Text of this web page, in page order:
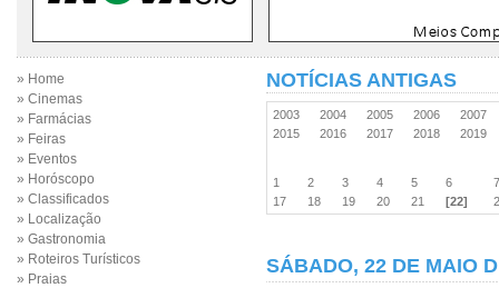
» Home
» Cinemas
» Farmácias
» Feiras
» Eventos
» Horóscopo
» Classificados
» Localização
» Gastronomia
» Roteiros Turísticos
» Praias
NOTÍCIAS ANTIGAS
2003 2004 2005 2006
2007
2015
2016 2017 2018 2019
1 2 3 4 5 6
17
18 19 20 21 [22]
SÁBADO, 22 DE MAIO